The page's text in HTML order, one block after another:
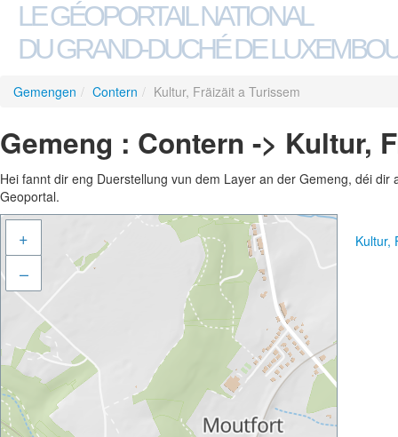
LE GÉOPORTAIL NATIONAL
DU GRAND-DUCHÉ DE
Gemengen / Contern / Kultur, Fräizäit a Turissem
Gemeng : Contern -> Kultur,
Hei fannt dir eng Duerstellung vun dem Layer an der Gemeng, déi
Geoportal.
+
–
Kultur,